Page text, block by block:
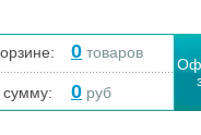
0 товаров
0 руб